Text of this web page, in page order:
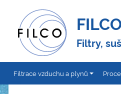
Filtry,
Filtrace vzduchu a plynů